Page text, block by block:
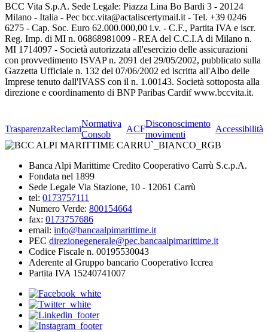
BCC Vita S.p.A. Sede Legale: Piazza Lina Bo Bardi 3 - 20124
Milano - Italia - Pec bcc.vita@actaliscertymail.it - Tel. +39 0246
6275 - Cap. Soc. Euro 62.000.000,00 i.v. - C.F., Partita IVA e iscr.
Reg. Imp. di MI n. 06868981009 - REA del C.C.I.A di Milano n.
MI 1714097 - Società autorizzata all'esercizio delle assicurazioni
con provvedimento ISVAP n. 2091 del 29/05/2002, pubblicato sulla
Gazzetta Ufficiale n. 132 del 07/06/2002 ed iscritta all'Albo delle
Imprese tenuto dall'IVASS con il n. 1.00143. Società sottoposta alla
direzione e coordinamento di BNP Paribas Cardif www.bccvita.it.
TrasparenzaReclami
Normativa
Consob
ACF
Disconoscimento
movimenti
Accessibilità
Banca Alpi Marittime Credito Cooperativo Carrù S.c.p.A.
Fondata nel 1899
Sede Legale Via Stazione, 10 - 12061 Carrù
tel: 0173757111
Numero Verde: 800154664
fax: 0173757686
email: info@bancaalpimarittime.it
PEC direzionegenerale@pec.bancaalpimarittime.it
Codice Fiscale n. 00195530043
Aderente al Gruppo bancario Cooperativo Iccrea
Partita IVA 15240741007